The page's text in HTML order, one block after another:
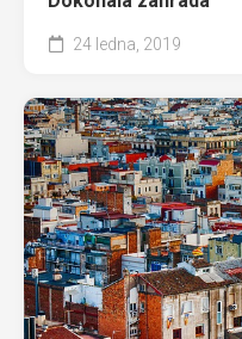
24 ledna, 2019